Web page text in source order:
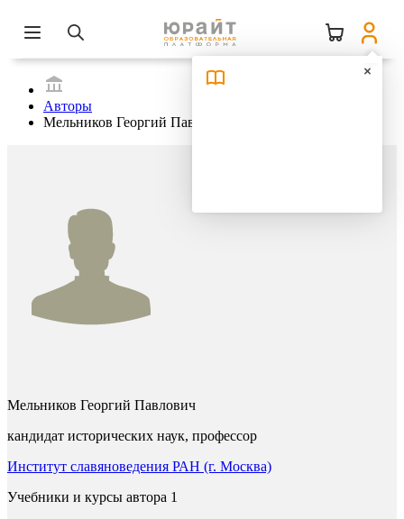
Авторы
Мельников Георгий Павлович
Мельников Георгий Павлович
кандидат исторических наук, профессор
Институт славяноведения РАН (г. Москва)
Учебники и курсы автора 1